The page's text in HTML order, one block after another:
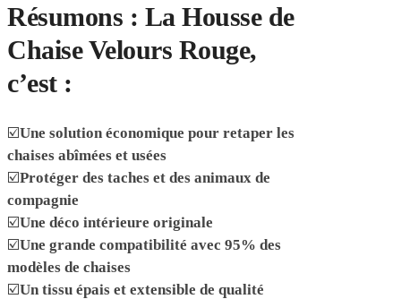
Résumons : La Housse de
Chaise Velours Rouge,
c’est :
☑️Une solution économique pour retaper les
chaises abîmées et usées
☑️Protéger des taches et des animaux de
compagnie
☑️Une déco intérieure originale
☑️Une grande compatibilité avec 95% des
modèles de chaises
☑️Un tissu épais et extensible de qualité